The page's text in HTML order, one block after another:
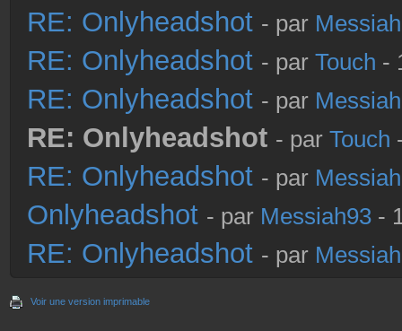
RE: Onlyheadshot - par
RE: Onlyheadshot - par Touch -
RE: Onlyheadshot - par
RE: Onlyheadshot - par Touch
RE: Onlyheadshot - par
Onlyheadshot - par Messiah93 -
RE: Onlyheadshot - par
Voir une version imprimable